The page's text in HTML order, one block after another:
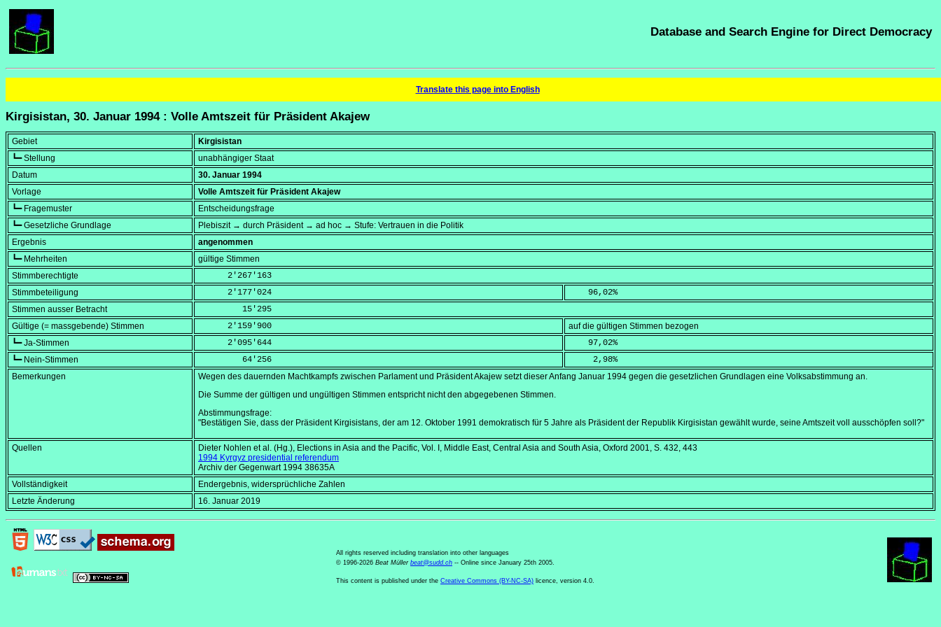
Database and Search Engine for Direct Democracy
Translate this page into English
Kirgisistan, 30. Januar 1994 : Volle Amtszeit für Präsident Akajew
Gebiet
Kirgisistan
┗━ Stellung
unabhängiger Staat
Datum
30. Januar 1994
Vorlage
Volle Amtszeit für Präsident Akajew
┗━ Fragemuster
Entscheidungsfrage
┗━ Gesetzliche Grundlage
Plebiszit → durch Präsident → ad hoc → Stufe: Vertrauen in die Politik
Ergebnis
angenommen
┗━ Mehrheiten
gültige Stimmen
Stimmberechtigte
      2'267'163
Stimmbeteiligung
      2'177'024
    96,02
%
Stimmen ausser Betracht
         15'295
Gültige (= massgebende) Stimmen
      2'159'900
auf die gültigen Stimmen bezogen
┗━ Ja-Stimmen
      2'095'644
    97,02
%
┗━ Nein-Stimmen
         64'256
     2,98
%
Bemerkungen
Wegen des dauernden Machtkampfs zwischen Parlament und Präsident Akajew setzt dieser Anfang Januar 1994 gegen die gesetzlichen Grundlagen eine Volksabstimmung an.
Die Summe der gültigen und ungültigen Stimmen entspricht nicht den abgegebenen Stimmen.
Abstimmungsfrage:
"Bestätigen Sie, dass der Präsident Kirgisistans, der am 12. Oktober 1991 demokratisch für 5 Jahre als Präsident der Republik Kirgisistan gewählt wurde, seine Amtszeit voll ausschöpfen soll?"
Quellen Dieter Nohlen et al. (Hg.), Elections in Asia and the Pacific, Vol. I, Middle East, Central Asia and South Asia, Oxford 2001, S. 432, 443
1994 Kyrgyz presidential referendum
Archiv der Gegenwart 1994 38635A
Vollständigkeit
Endergebnis, widersprüchliche Zahlen
Letzte Änderung
16. Januar 2019
All rights reserved including translation into other languages
© 1996-2026 Beat Müller beat@sudd.ch -- Online since January 25th 2005.
This content is published under the Creative Commons (BY-NC-SA) licence, version 4.0.